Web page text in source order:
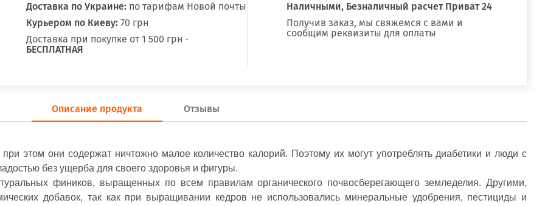
Доставка по Украине:по тарифам Новой почты
Курьером по Киеву:70 грн
Доставка при покупке от 1 500 грн -
БЕСПЛАТНАЯ
Наличными, Безналичный расчет Приват 24
Получив заказ, мы свяжемся с вами и
сообщим реквизиты для оплаты
Описание продукта Отзывы
этом они содержат ничтожно малое количество калорий. Поэтому их могут употреблять диабетики и люди с
без ущерба для своего здоровья и фигуры.
фиников, выращенных по всем правилам органического почвосберегающего земледелия. Другими,
добавок, так как при выращивании кедров не использовались минеральные удобрения, пестициды и